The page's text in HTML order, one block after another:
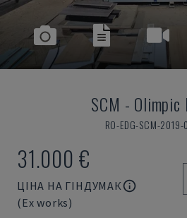
SCM -
RO-EDG-SCM-
31.000 €
ЦІНА НА ГІНДУМАК
(Ex works)